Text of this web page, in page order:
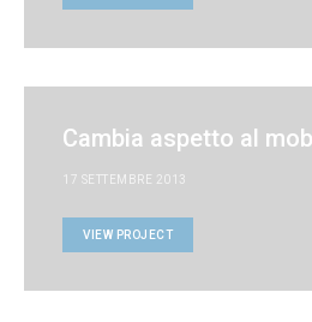
Cambia aspetto al
17 SETTEMBRE 2013
VIEW PROJECT